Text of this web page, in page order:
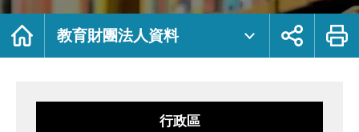
局
法
首
教育財團法人資料
展
鈕
列
行政區